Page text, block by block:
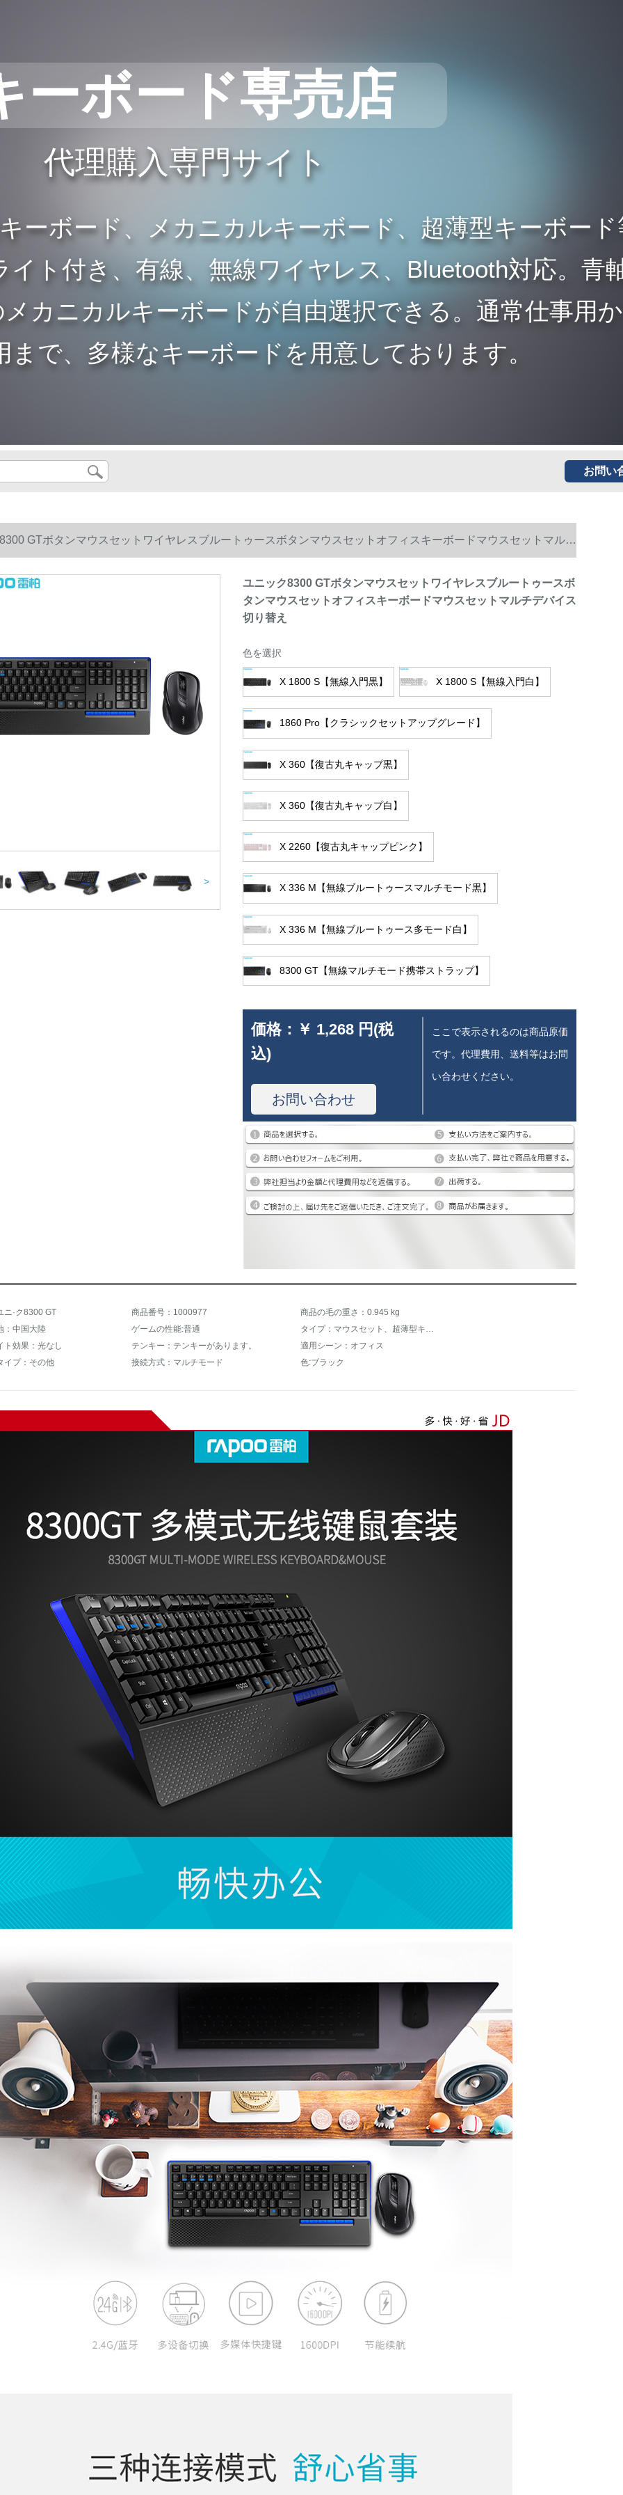
ーボード専売店
代理購入専門サイト
ーボード、メカニカルキーボード、超薄型キーボード
ト付き、有線、無線ワイヤレス、Bluetooth対応。青
カニカルキーボードが自由選択できる。通常仕事用
で、多様なキーボードを用意しております。
お問い
GTボタンマウスセットワイヤレスブルートゥースボタンマウスセットオフィスキーボードマウスセットマルチ
替え
>
ユニック8300 GTボタンマウスセットワイヤレスブルートゥースボ
タンマウスセットオフィスキーボードマウスセットマルチデバイス
切り替え
色を選択
X 1800 S【無線入門黒】 X 1800 S【無線入門白】
1860 Pro【クラシックセットアップグレード】
X 360【復古丸キャップ黒】
X 360【復古丸キャップ白】
X 2260【復古丸キャップピンク】
X 336 M【無線ブルートゥースマルチモード黒】
X 336 M【無線ブルートゥース多モード白】
8300 GT【無線マルチモード携帯ストラップ】
価格： ￥ 1,268 円(税
込)
お問い合わせ
ここで表示されるのは商品原価
です。代理費用、送料等はお問
い合わせください。
ニ·ク8300 GT 商品番号：1000977
商品の毛の重さ：0.945 kg
：中国大陸
ゲームの性能:普通
タイプ：マウスセット、超薄型キーボード
ト効果：光なし
テンキー：テンキーがあります。
適用シーン：オフィス
イプ：その他
接続方式：マルチモード 色:ブラック